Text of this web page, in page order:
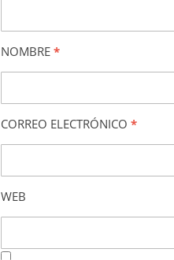
NOMBRE *
CORREO ELECTRÓNICO *
WEB